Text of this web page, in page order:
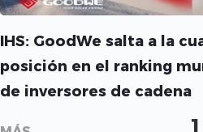
IHS: GoodWe salta a la
posición en el ranking
de inversores de cadena